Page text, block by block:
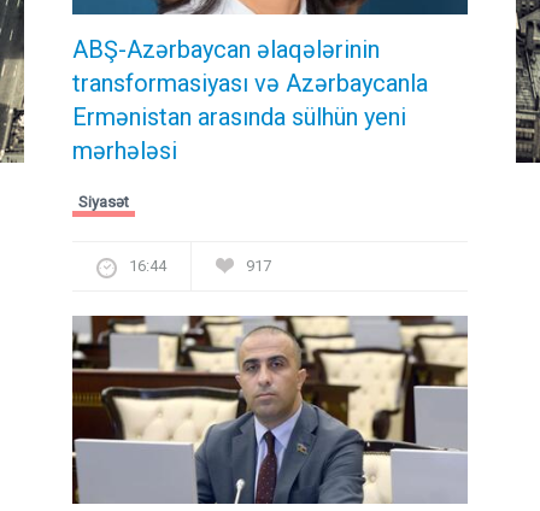
ABŞ-Azərbaycan əlaqələrinin
transformasiyası və Azərbaycanla
Ermənistan arasında sülhün yeni
mərhələsi
Siyasət
16:44 917